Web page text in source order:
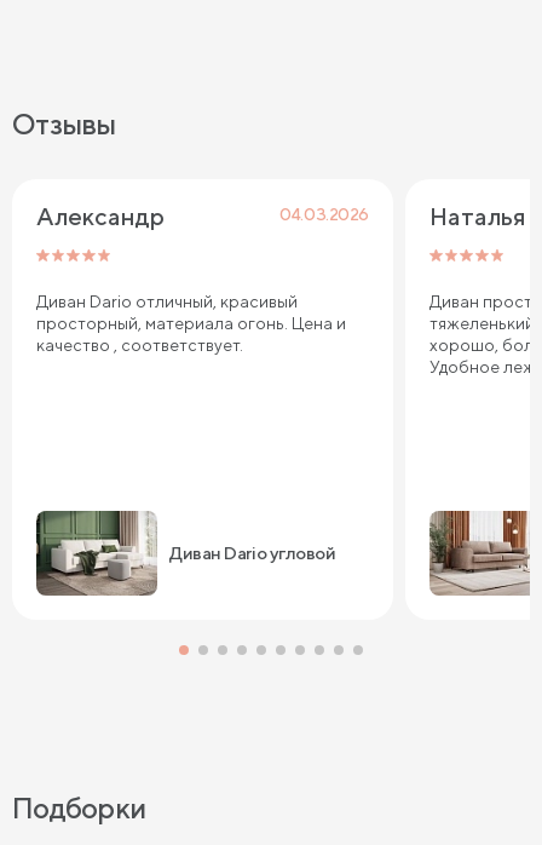
Отзывы
Александр 04.03.2026
Диван Dario отличный, красивый
просторный, материала огонь. Цена и
качество , соответствует.
Диван Dario угловой
Наталья
Диван
хорошо,
Удобное
Подборки